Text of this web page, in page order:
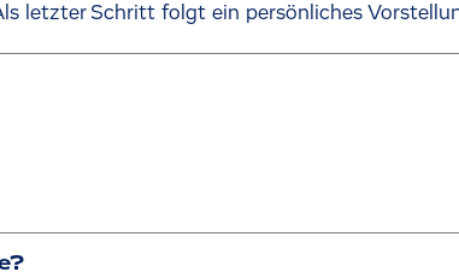
letzter Schritt folgt ein persönliches